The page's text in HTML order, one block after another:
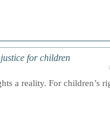
for children
a reality. For children’s